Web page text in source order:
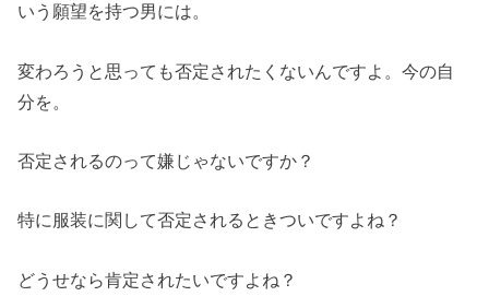
いう願望を持つ男には。
変わろうと思っても否定されたくないんですよ。今の自
分を。
否定されるのって嫌じゃないですか？
特に服装に関して否定されるときついですよね？
どうせなら肯定されたいですよね？